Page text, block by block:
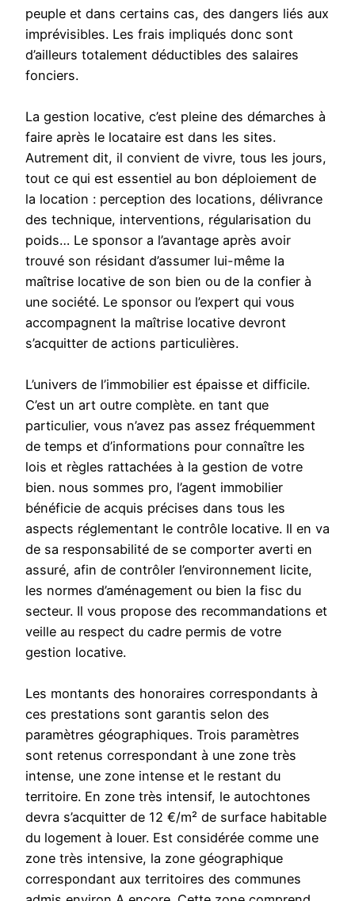
peuple et dans certains cas, des dangers liés aux
imprévisibles. Les frais impliqués donc sont
d’ailleurs totalement déductibles des salaires
fonciers.
La gestion locative, c’est pleine des démarches à
faire après le locataire est dans les sites.
Autrement dit, il convient de vivre, tous les jours,
tout ce qui est essentiel au bon déploiement de
la location : perception des locations, délivrance
des technique, interventions, régularisation du
poids… Le sponsor a l’avantage après avoir
trouvé son résidant d’assumer lui-même la
maîtrise locative de son bien ou de la confier à
une société. Le sponsor ou l’expert qui vous
accompagnent la maîtrise locative devront
s’acquitter de actions particulières.
L’univers de l’immobilier est épaisse et difficile.
C’est un art outre complète. en tant que
particulier, vous n’avez pas assez fréquemment
de temps et d’informations pour connaître les
lois et règles rattachées à la gestion de votre
bien. nous sommes pro, l’agent immobilier
bénéficie de acquis précises dans tous les
aspects réglementant le contrôle locative. Il en va
de sa responsabilité de se comporter averti en
assuré, afin de contrôler l’environnement licite,
les normes d’aménagement ou bien la fisc du
secteur. Il vous propose des recommandations et
veille au respect du cadre permis de votre
gestion locative.
Les montants des honoraires correspondants à
ces prestations sont garantis selon des
paramètres géographiques. Trois paramètres
sont retenus correspondant à une zone très
intense, une zone intense et le restant du
territoire. En zone très intensif, le autochtones
devra s’acquitter de 12 €/m² de surface habitable
du logement à louer. Est considérée comme une
zone très intensive, la zone géographique
correspondant aux territoires des communes